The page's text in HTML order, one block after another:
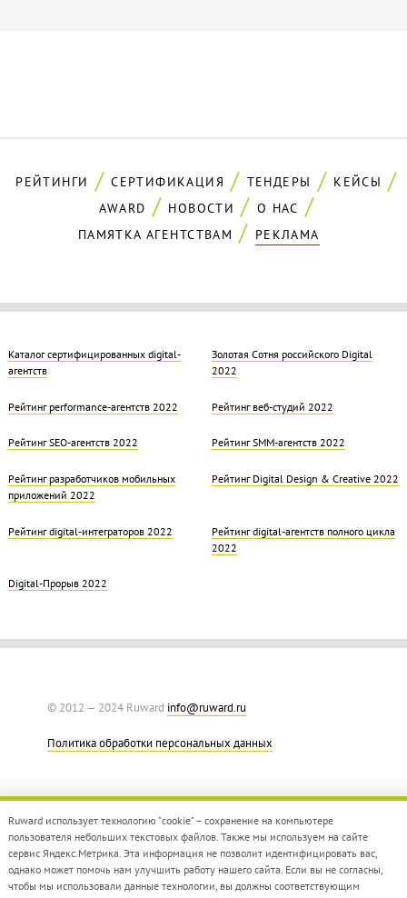
РЕЙТИНГИ СЕРТИФИКАЦИЯ ТЕНДЕРЫ
КЕЙСЫ
AWARD
НОВОСТИ
О НАС
ПАМЯТКА АГЕНТСТВАМ
РЕКЛАМА
Каталог сертифицированных digital-
агентств
Золотая Cотня российского Digital
2022
Рейтинг performance-агентств 2022 Рейтинг веб-студий 2022
Рейтинг SEO-агентств 2022 Рейтинг SMM-агентств 2022
Рейтинг разработчиков мобильных
приложений 2022
Рейтинг Digital Design & Creative 2022
Рейтинг digital-интеграторов 2022
Рейтинг digital-агентств полного цикла
2022
Digital-Прорыв 2022
© 2012 — 2024 Ruward info@ruward.ru
Политика обработки персональных данных
Дизайн –Red Collar
Ruward использует технологию "cookie" – сохранение на компьютере
пользователя небольших текстовых файлов. Также мы используем на сайте
сервис Яндекс.Метрика. Эта информация не позволит идентифицировать вас,
однако может помочь нам улучшить работу нашего сайта. Если вы не согласны,
чтобы мы использовали данные технологии, вы должны соответствующим